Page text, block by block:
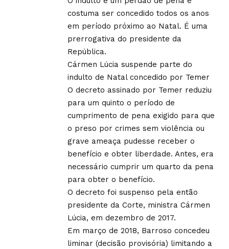
costuma ser concedido todos os anos
em período próximo ao Natal. É uma
prerrogativa do presidente da
República.
Cármen Lúcia suspende parte do
indulto de Natal concedido por Temer
O decreto assinado por Temer reduziu
para um quinto o período de
cumprimento de pena exigido para que
o preso por crimes sem violência ou
grave ameaça pudesse receber o
benefício e obter liberdade. Antes, era
necessário cumprir um quarto da pena
para obter o benefício.
O decreto foi suspenso pela então
presidente da Corte, ministra Cármen
Lúcia, em dezembro de 2017.
Em março de 2018, Barroso concedeu
liminar (decisão provisória) limitando a